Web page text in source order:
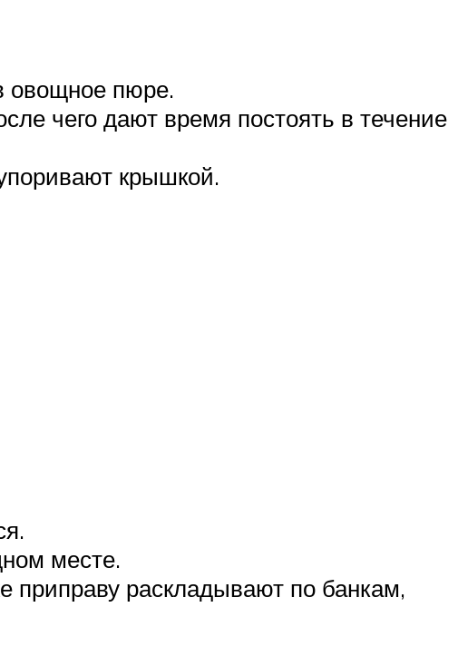
овощное пюре.
чего дают время постоять в течение
крышкой.
месте.
раскладывают по банкам,